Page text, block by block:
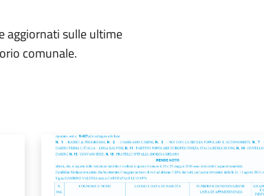
aggiornati sulle ultime
comunale.